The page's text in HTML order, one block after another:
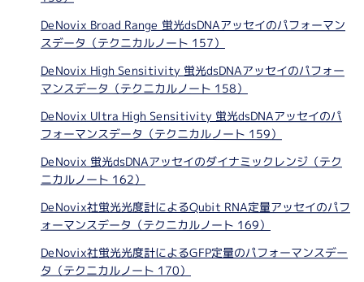
DeNovix Broad Range 蛍光dsDNAアッセイのパフォーマン
スデータ（テクニカルノート 157）
DeNovix High Sensitivity 蛍光dsDNAアッセイのパフォー
マンスデータ（テクニカルノート 158）
DeNovix Ultra High Sensitivity 蛍光dsDNAアッセイのパ
フォーマンスデータ（テクニカルノート 159）
DeNovix 蛍光dsDNAアッセイのダイナミックレンジ（テク
ニカルノート 162）
DeNovix社蛍光光度計によるQubit RNA定量アッセイのパフ
ォーマンスデータ（テクニカルノート 169）
DeNovix社蛍光光度計によるGFP定量のパフォーマンスデー
タ（テクニカルノート 170）